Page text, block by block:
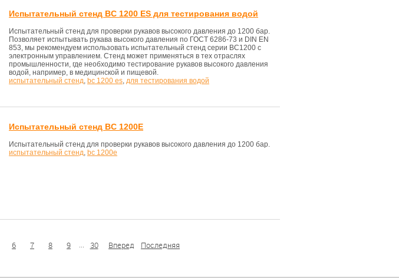
Испытательный стенд BC 1200 ES для тестирования водой
Испытательный стенд для проверки рукавов высокого давления до 1200 бар.
Позволяет испытывать рукава высокого давления по ГОСТ 6286-73 и DIN EN
853, мы рекомендуем использовать испытательный стенд серии BC1200 с
электронным управлением. Стенд может применяться в тех отраслях
промышленности, где необходимо тестирование рукавов высокого давления
водой, например, в медицинской и пищевой.
испытательный стенд, bc 1200 es, для тестирования водой
Испытательный стенд BC 1200E
Испытательный стенд для проверки рукавов высокого давления до 1200 бар.
испытательный стенд, bc 1200e
6 7 8 9 30 Вперед Последняя